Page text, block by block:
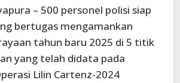
– 500 personel polisi siap
bertugas mengamankan
tahun baru 2025 di 5 titik
yang telah didata pada
Lilin Cartenz-2024